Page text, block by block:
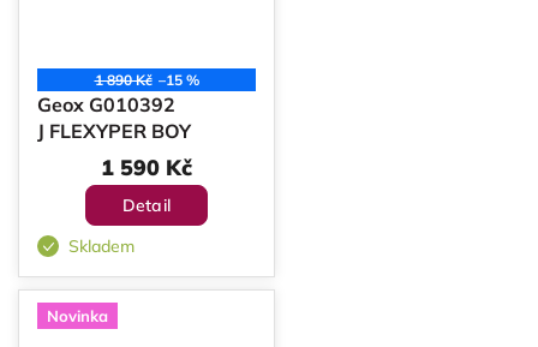
1 890 Kč –15 %
Geox G010392
J FLEXYPER BOY
1 590 Kč
Detail
Skladem
Novinka